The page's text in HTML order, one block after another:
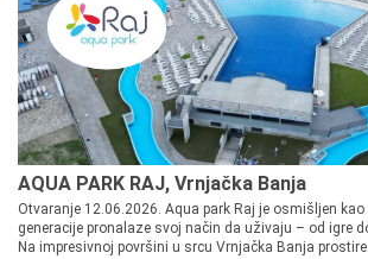
AQUA PARK RAJ, Vrnjačka Banja
Otvaranje 12.06.2026. Aqua park Raj je osmišljen
generacije pronalaze svoj način da uživaju – od igre
Na impresivnoj površini u srcu Vrnjačka Banja